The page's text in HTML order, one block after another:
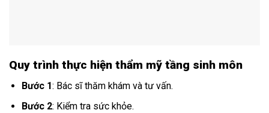
Quy trình thực hiện thẩm mỹ tầng sinh môn
Bước 1: Bác sĩ thăm khám và tư vấn.
Bước 2: Kiểm tra sức khỏe.